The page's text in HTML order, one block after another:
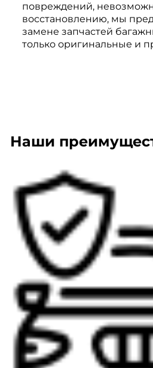
повреждений,
восстановлению, мы
замене запчастей
только оригинальные и
Наши